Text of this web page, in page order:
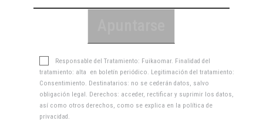
Responsable del Tratamiento: Fuikaomar. Finalidad del
tratamiento: alta en boletín periódico. Legitimación del tratamiento:
Consentimiento. Destinatarios: no se cederán datos, salvo
obligación legal. Derechos: acceder, rectificar y suprimir los datos,
así como otros derechos, como se explica en la política de
privacidad.